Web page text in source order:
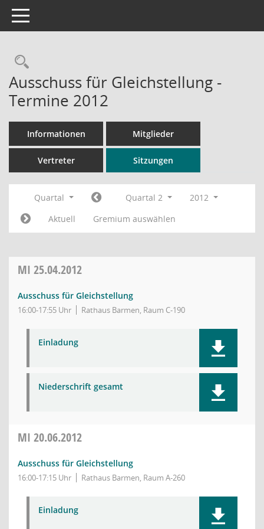
Toggle navigation
Rechercheauswahl
Ausschuss für Gleichstellung -
Termine 2012
Informationen Mitglieder
Vertreter Sitzungen
Quartal Quartal 2
2012
Aktuell
Gremium auswählen
MI 25.04.2012
Ausschuss für Gleichstellung
16:00-17:55 Uhr Rathaus Barmen, Raum C-190
Einladung
Niederschrift gesamt
MI 20.06.2012
Ausschuss für Gleichstellung
16:00-17:15 Uhr Rathaus Barmen, Raum A-260
Einladung